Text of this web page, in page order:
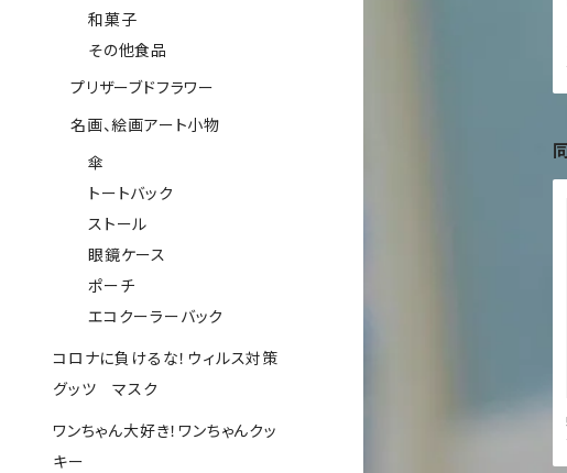
和菓子
その他食品
プリザーブドフラワー
名画、絵画アート小物
傘
トートバック
ストール
眼鏡ケース
ポーチ
エコクーラーバック
コロナに負けるな！ウィルス対策
グッツ マスク
ワンちゃん大好き！ワンちゃんクッ
キー